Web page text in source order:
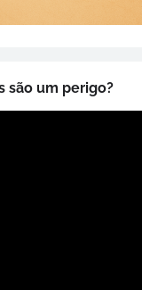
são um perigo?